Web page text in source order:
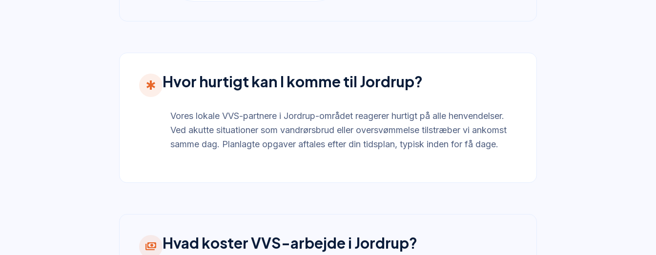
emergency Hvor hurtigt kan I komme til Jordrup?
Vores lokale VVS-partnere i Jordrup-området reagerer hurtigt på alle henvendelser.
Ved akutte situationer som vandrørsbrud eller oversvømmelse tilstræber vi ankomst
samme dag. Planlagte opgaver aftales efter din tidsplan, typisk inden for få dage.
payments Hvad koster VVS-arbejde i Jordrup?